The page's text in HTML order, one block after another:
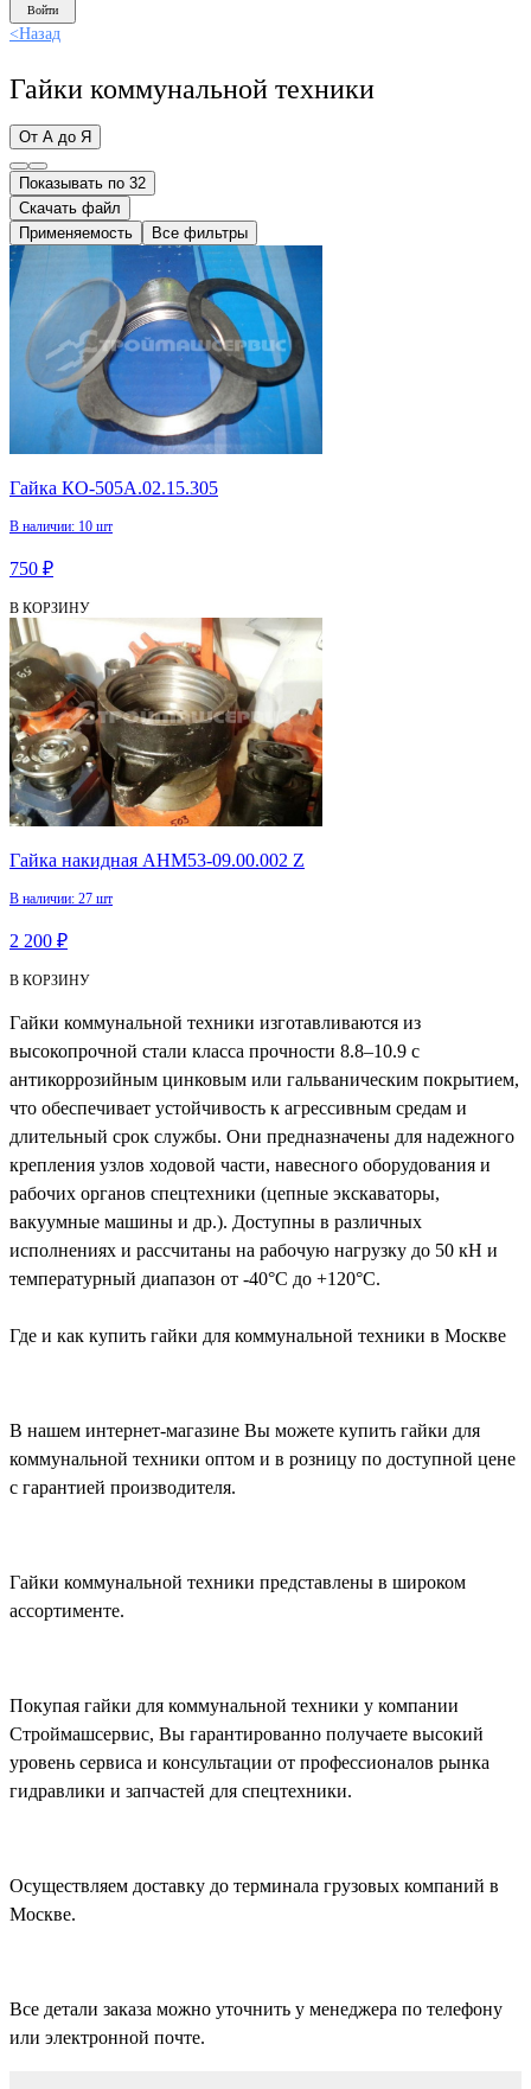
Войти
<Назад
Гайки коммунальной техники
От А до Я
Показывать по 32
Скачать файл
Применяемость
Все фильтры
Гайка КО-505А.02.15.305
В наличии: 10 шт
750 ₽
В КОРЗИНУ
Гайка накидная АНМ53-09.00.002 Z
В наличии: 27 шт
2 200 ₽
В КОРЗИНУ
Гайки коммунальной техники изготавливаются из
высокопрочной стали класса прочности 8.8–10.9 с
антикоррозийным цинковым или гальваническим покрытием,
что обеспечивает устойчивость к агрессивным средам и
длительный срок службы. Они предназначены для надежного
крепления узлов ходовой части, навесного оборудования и
рабочих органов спецтехники (цепные экскаваторы,
вакуумные машины и др.). Доступны в различных
исполнениях и рассчитаны на рабочую нагрузку до 50 кН и
температурный диапазон от -40°C до +120°C.
Где и как купить гайки для коммунальной техники в Москве
В нашем интернет-магазине Вы можете купить гайки для
коммунальной техники оптом и в розницу по доступной цене
с гарантией производителя.
Гайки коммунальной техники представлены в широком
ассортименте.
Покупая гайки для коммунальной техники у компании
Строймашсервис, Вы гарантированно получаете высокий
уровень сервиса и консультации от профессионалов рынка
гидравлики и запчастей для спецтехники.
Осуществляем доставку до терминала грузовых компаний в
Москве.
Все детали заказа можно уточнить у менеджера по телефону
или электронной почте.